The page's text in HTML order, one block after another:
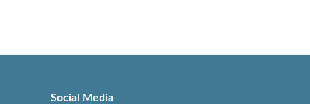
Social Media